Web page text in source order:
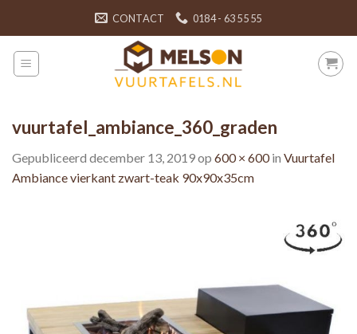
content
CONTACT 0184 - 63 55 55
vuurtafel_ambiance_360_graden
Gepubliceerd december 13, 2019op 600 × 600in Vuurtafel
Ambiance vierkant zwart-teak 90x90x35cm